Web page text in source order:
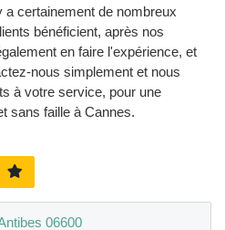
certainement de nombreux
bénéficient, après nos
en faire l'expérience, et
nous simplement et nous
à votre service, pour une
sans faille à Cannes.
06600